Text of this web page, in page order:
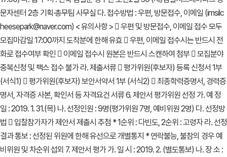
문자센터 2층 기획·총무팀 사무실 다. 접수방법 : 우편, 방문접수, 이메일 (imsilc
heesepark@naver.com) < 유의사항 >  우편 및 방문접수, 이메일 접수 모두
모집마감일 17:00까지 도착분에 한해 유효  우편, 이메일 접수시는 반드시 전
화로 접수여부 확인  이메일 접수시 원본은 반드시 스캔하여 첨부  모집분야
중복신청 및 팩스 접수 불가 라. 제출서류  평가위원(후보자) 등록 신청서 1부
(서식1)  평가위원(후보자) 보안서약서 1부 (서식2)  최종학력증명서, 경력증
명서, 자격증 사본, 확인서 등 자격요건 서류 6. 제안서 평가위원 선정 가. 예 정
일 : 2019. 1. 31.(목) 나. 선정인원 : 9명(평가위원 7명, 예비위원 2명) 다. 선정방
법  입찰참가자가 제안서 제출시 추첨 * 1순위 : 다빈도, 2순위 : 고령자 라. 선정
결과 통보 : 선정된 위원에 한해 유선으로 개별통지 * 연락불능, 불참의 경우 예
비위원 및 차순위 섭외 7. 제안서 평가 가. 일 시 : 2019. 2. (별도통보) 나. 장 소 :